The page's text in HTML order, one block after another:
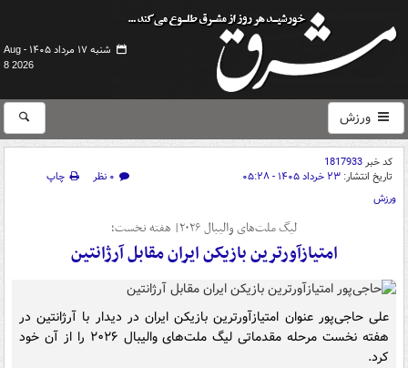
شنبه ۱۷ مرداد ۱۴۰۵ -
Aug
8 2026
ورزش
کد خبر1817933
تاریخ انتشار: ۲۳ خرداد ۱۴۰۵ - ۰۵:۲۸ ۰ نظر
چاپ
ورزش
لیگ ملت‌های والیبال ۲۰۲۶| هفته نخست؛
امتیازآورترین بازیکن ایران مقابل آرژانتین
علی حاجی‌پور عنوان امتیازآورترین بازیکن ایران در دیدار با آرژانتین در
هفته نخست مرحله مقدماتی لیگ ملت‌های والیبال ۲۰۲۶ را از آن خود
کرد.